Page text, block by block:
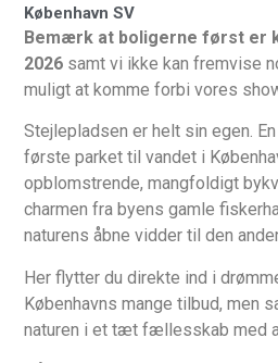
København SV
Bemærk at boligerne først er
2026 samt vi ikke kan fremvise
muligt at komme forbi vores
Stejlepladsen er helt sin egen.
første parket til vandet i
opblomstrende, mangfoldigt
charmen fra byens gamle
naturens åbne vidder til den
Her flytter du direkte ind i
Københavns mange tilbud, men
naturen i et tæt fællesskab med